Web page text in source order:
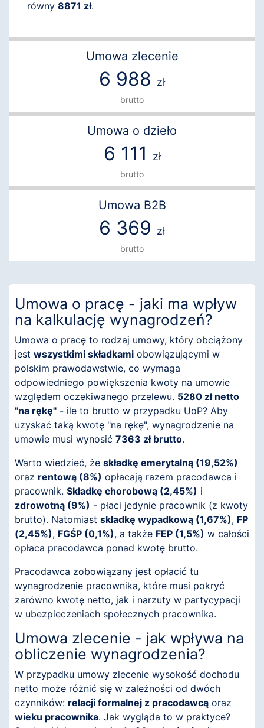
Umowa zlecenie
6 988 zł
brutto
Umowa o dzieło
6 111 zł
brutto
Umowa B2B
6 369 zł
brutto
równy 8871 zł.
Umowa o pracę - jaki ma wpływ
na kalkulację wynagrodzeń?
Umowa o pracę to rodzaj umowy, który obciążony
jest wszystkimi składkami obowiązującymi w
polskim prawodawstwie, co wymaga
odpowiedniego powiększenia kwoty na umowie
względem oczekiwanego przelewu. 5280 zł netto
"na rękę" - ile to brutto w przypadku UoP? Aby
uzyskać taką kwotę "na rękę", wynagrodzenie na
umowie musi wynosić 7363 zł brutto.
Warto wiedzieć, że składkę emerytalną (19,52%)
oraz rentową (8%) opłacają razem pracodawca i
pracownik. Składkę chorobową (2,45%) i
zdrowotną (9%) - płaci jedynie pracownik (z kwoty
brutto). Natomiast składkę wypadkową (1,67%), FP
(2,45%), FGŚP (0,1%), a także FEP (1,5%) w całości
opłaca pracodawca ponad kwotę brutto.
Pracodawca zobowiązany jest opłacić tu
wynagrodzenie pracownika, które musi pokryć
zarówno kwotę netto, jak i narzuty w partycypacji
w ubezpieczeniach społecznych pracownika.
Umowa zlecenie - jak wpływa na
obliczenie wynagrodzenia?
W przypadku umowy zlecenie wysokość dochodu
netto może różnić się w zależności od dwóch
czynników: relacji formalnej z pracodawcą oraz
wieku pracownika. Jak wygląda to w praktyce?